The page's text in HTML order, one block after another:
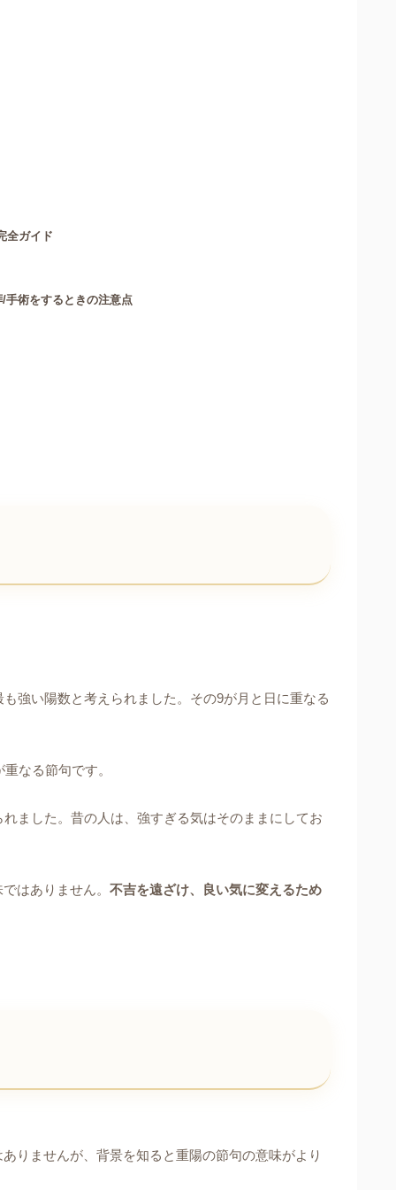
全ガイド
手術をするときの注意点
強い陽数と考えられました。その9が月と日に重なる
なる節句です。
ました。昔の人は、強すぎる気はそのままにしてお
はありません。 不吉を遠ざけ、良い気に変えるため
りませんが、背景を知ると重陽の節句の意味がより